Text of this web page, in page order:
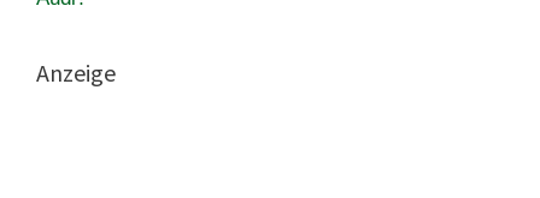
Anzeige